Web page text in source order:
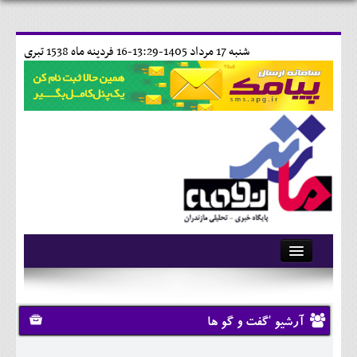
16 فردينه ماه 1538 تبری شنبه 17 مرداد 1405-13:29-
آرشیو
تماس با ما
وبلاگ
آرشیو 'گفت و گو ها